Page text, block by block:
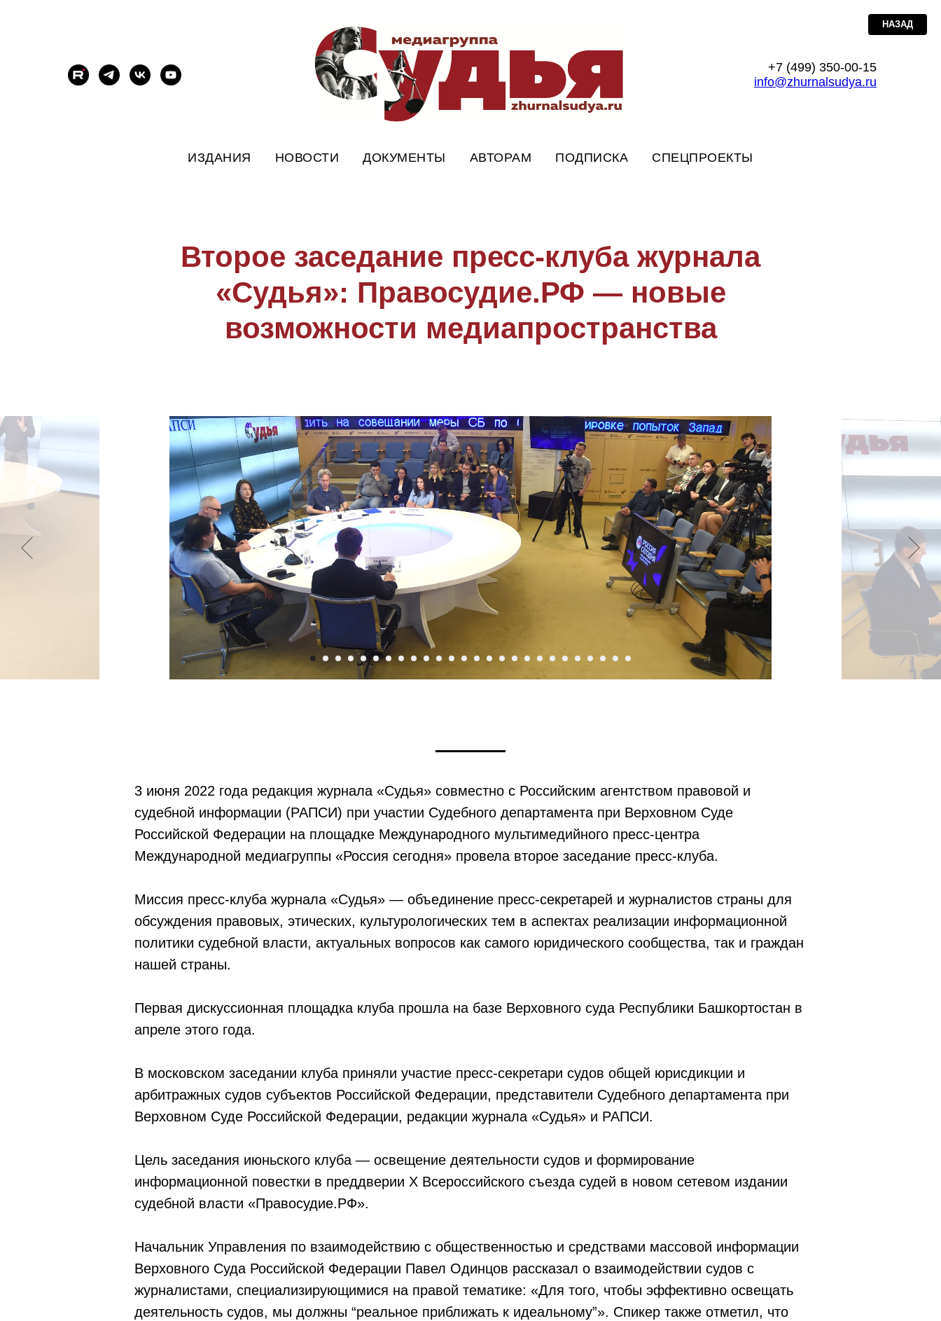
+7 (499) 350-00-15
info@zhurnalsudya.ru
ИЗДАНИЯ НОВОСТИ ДОКУМЕНТЫ АВТОРАМ ПОДПИСКА СПЕЦПРОЕКТЫ
НАЗАД
Второе заседание пресс-клуба журнала
«Судья»: Правосудие.РФ — новые
возможности медиапространства
3 июня 2022 года редакция журнала «Судья» совместно с Российским агентством правовой и
судебной информации (РАПСИ) при участии Судебного департамента при Верховном Суде
Российской Федерации на площадке Международного мультимедийного пресс-центра
Международной медиагруппы «Россия сегодня» провела второе заседание пресс-клуба.
Миссия пресс-клуба журнала «Судья» — объединение пресс-секретарей и журналистов страны для
обсуждения правовых, этических, культурологических тем в аспектах реализации информационной
политики судебной власти, актуальных вопросов как самого юридического сообщества, так и граждан
нашей страны.
Первая дискуссионная площадка клуба прошла на базе Верховного суда Республики Башкортостан в
апреле этого года.
В московском заседании клуба приняли участие пресс-секретари судов общей юрисдикции и
арбитражных судов субъектов Российской Федерации, представители Судебного департамента при
Верховном Суде Российской Федерации, редакции журнала «Судья» и РАПСИ.
Цель заседания июньского клуба — освещение деятельности судов и формирование
информационной повестки в преддверии X Всероссийского съезда судей в новом сетевом издании
судебной власти «Правосудие.РФ».
Начальник Управления по взаимодействию с общественностью и средствами массовой информации
Верховного Суда Российской Федерации Павел Одинцов рассказал о взаимодействии судов с
журналистами, специализирующимися на правой тематике: «Для того, чтобы эффективно освещать
деятельность судов, мы должны “реальное приближать к идеальному”». Спикер также отметил, что